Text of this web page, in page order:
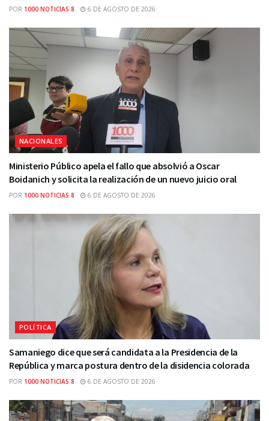
POR 1000 NOTICIAS 8 6 DE AGOSTO DE 2026
NACIONALES
Ministerio Público apela el fallo que absolvió a Oscar
Boidanich y solicita la realización de un nuevo juicio oral
POR 1000 NOTICIAS 8 6 DE AGOSTO DE 2026
POLÍTICA
Samaniego dice que será candidata a la Presidencia de la
República y marca postura dentro de la disidencia colorada
POR 1000 NOTICIAS 8 6 DE AGOSTO DE 2026